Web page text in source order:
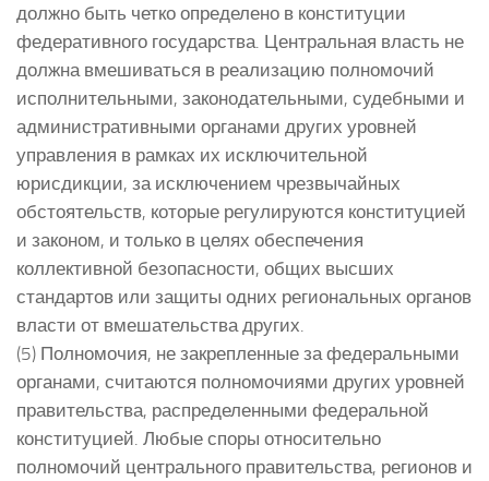
должно быть четко определено в конституции
федеративного государства. Центральная власть не
должна вмешиваться в реализацию полномочий
исполнительными, законодательными, судебными и
административными органами других уровней
управления в рамках их исключительной
юрисдикции, за исключением чрезвычайных
обстоятельств, которые регулируются конституцией
и законом, и только в целях обеспечения
коллективной безопасности, общих высших
стандартов или защиты одних региональных органов
власти от вмешательства других.
(5) Полномочия, не закрепленные за федеральными
органами, считаются полномочиями других уровней
правительства, распределенными федеральной
конституцией. Любые споры относительно
полномочий центрального правительства, регионов и